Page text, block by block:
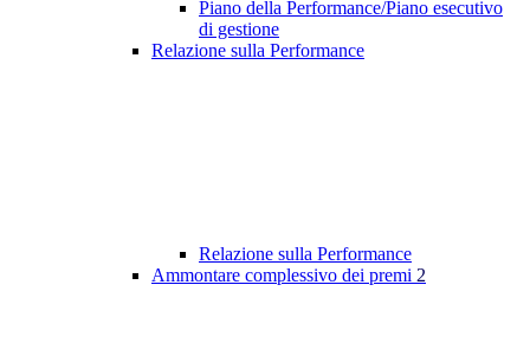
Piano della Performance/Piano esecutivo
di gestione
Relazione sulla Performance
Relazione sulla Performance
Ammontare complessivo dei premi 2